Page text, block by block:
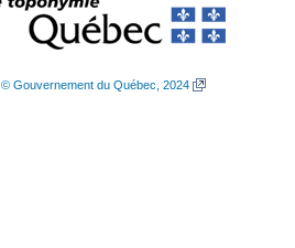
© Gouvernement du Québec, 2024